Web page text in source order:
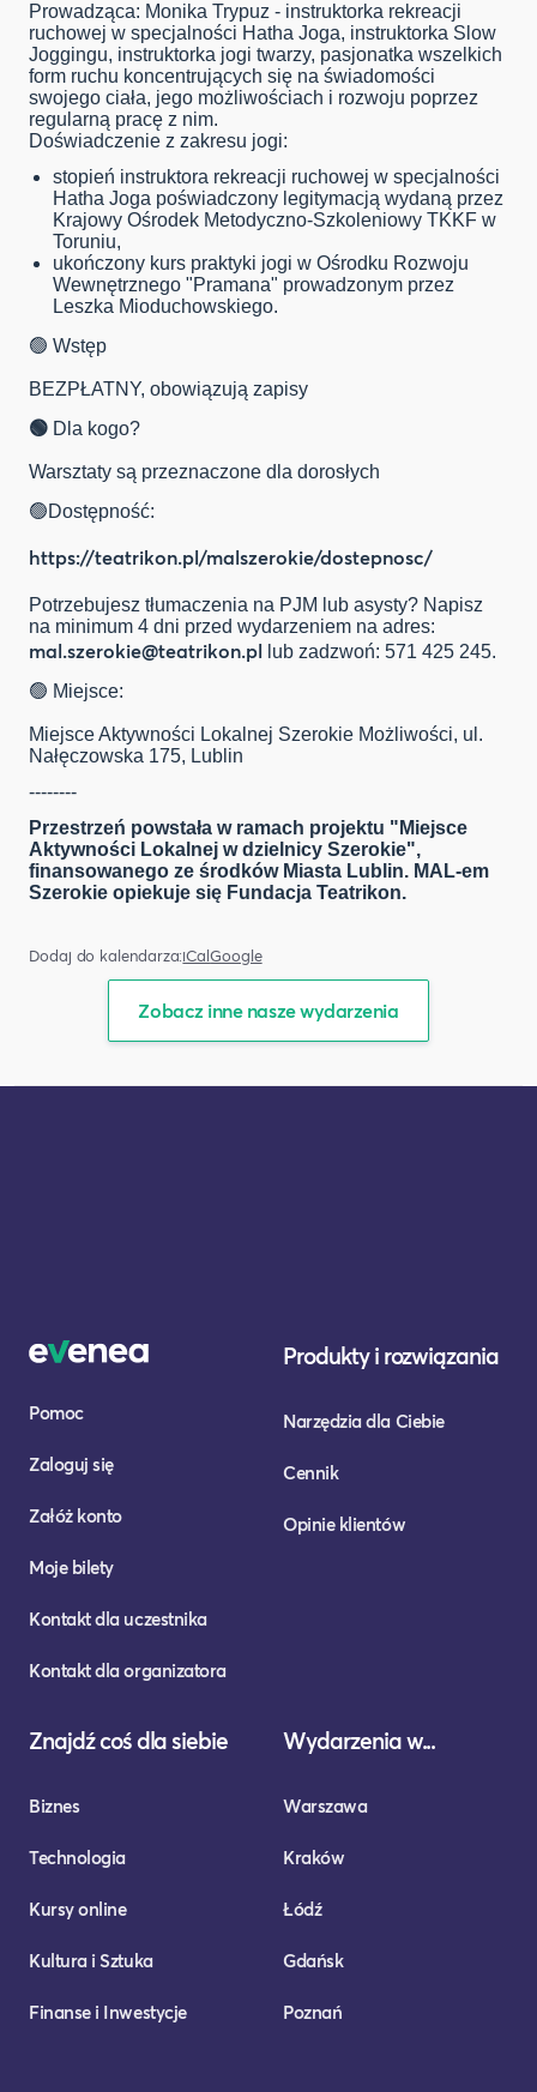
Prowadząca: Monika Trypuz - instruktorka rekreacji
ruchowej w specjalności Hatha Joga, instruktorka Slow
Joggingu, instruktorka jogi twarzy, pasjonatka wszelkich
form ruchu koncentrujących się na świadomości
swojego ciała, jego możliwościach i rozwoju poprzez
regularną pracę z nim.
Doświadczenie z zakresu jogi:
stopień instruktora rekreacji ruchowej w specjalności
Hatha Joga poświadczony legitymacją wydaną przez
Krajowy Ośrodek Metodyczno-Szkoleniowy TKKF w
Toruniu,
ukończony kurs praktyki jogi w Ośrodku Rozwoju
Wewnętrznego "Pramana" prowadzonym przez
Leszka Mioduchowskiego.
🟢 Wstęp
BEZPŁATNY, obowiązują zapisy
🟢 Dla kogo?
Warsztaty są przeznaczone dla dorosłych
🟢Dostępność:
https://teatrikon.pl/malszerokie/dostepnosc/
Potrzebujesz tłumaczenia na PJM lub asysty? Napisz
na minimum 4 dni przed wydarzeniem na adres:
mal.szerokie@teatrikon.pl lub zadzwoń: 571 425 245.
🟢 Miejsce:
Miejsce Aktywności Lokalnej Szerokie Możliwości, ul.
Nałęczowska 175, Lublin
--------
Przestrzeń powstała w ramach projektu "Miejsce
Aktywności Lokalnej w dzielnicy Szerokie",
finansowanego ze środków Miasta Lublin. MAL-em
Szerokie opiekuje się Fundacja Teatrikon.
Dodaj do kalendarza:iCalGoogle
Zobacz inne nasze wydarzenia
Pomoc
Zaloguj się
Załóż konto
Moje bilety
Kontakt dla uczestnika
Kontakt dla organizatora
Produkty i rozwiązania
Narzędzia dla Ciebie
Cennik
Opinie klientów
Znajdź coś dla siebie
Biznes
Technologia
Kursy online
Kultura i Sztuka
Finanse i Inwestycje
Wydarzenia w...
Warszawa
Kraków
Łódź
Gdańsk
Poznań